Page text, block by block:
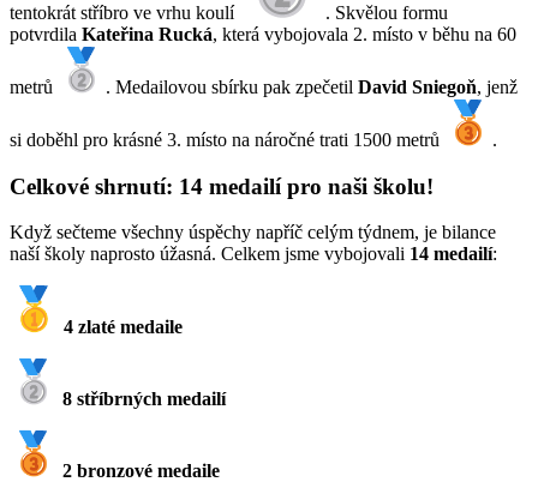
tentokrát stříbro ve vrhu koulí
. Skvělou formu
potvrdila Kateřina Rucká, která vybojovala 2. místo v běhu na 60
metrů . Medailovou sbírku pak zpečetil David Sniegoň, jenž
si doběhl pro krásné 3. místo na náročné trati 1500 metrů .
Celkové shrnutí: 14 medailí pro naši školu!
Když sečteme všechny úspěchy napříč celým týdnem, je bilance
naší školy naprosto úžasná. Celkem jsme vybojovali 14 medailí:
4 zlaté medaile
8 stříbrných medailí
2 bronzové medaile